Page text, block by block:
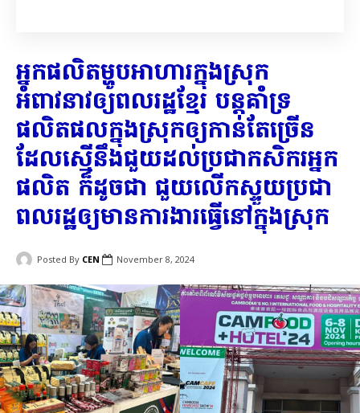
អ្នកផលិតម្ហូបអាហារក្នុងស្រុក
អំពាវនាវឲ្យពលរដ្ឋខ្មែរ បន្តគាំទ្រ
ផលិតផលក្នុងស្រុកឲ្យកាន់តែច្រើន
ដែលស្មើនឹងជួយដល់ប្រជាកសិករអ្នក
ផលិត ក៏ដូចជា ជួយលើកស្ទួយប្រជា
ពលរដ្ឋឲ្យមានការងារធ្វើនៅក្នុងស្រុក
Posted By CEN November 8, 2024